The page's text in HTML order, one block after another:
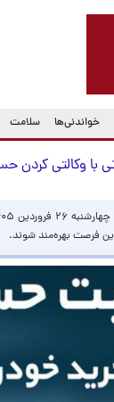
خواندنی‌ها سلامت
کردن حساب بانک
فرصت بهر‌ه‌مند شوند.